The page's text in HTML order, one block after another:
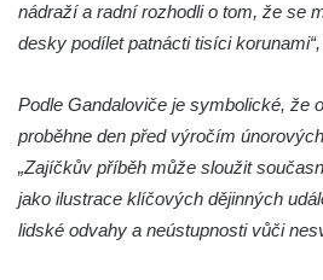
Kenotaf Antona Klause na hřbitově v
Dolním Podluží
Kenotaf Heinricha Klause na
Dolním Podluží
Kenotaf Josefa Stolle na hřbitově v
nádraží a radní rozhodli o tom, že se
desky podílet patnácti tisíci
Podle Gandaloviče je symbolické, že
proběhne den před výročím
„Zajíčkův příběh může sloužit
jako ilustrace klíčových dějinných
lidské odvahy a neústupnosti vůči